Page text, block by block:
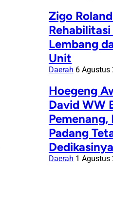
Zigo
Lembang
Unit
Daerah 6 Agustus
Hoegeng
David WW
Pemenang,
Padang
Dedikasinya
Daerah 1 Agustus